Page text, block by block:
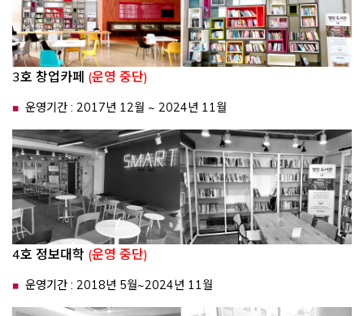
3호 창업카페 (운영 중단)
운영기간 : 2017년 12월 ~ 2024년 11월
4호 정보대학 (운영 중단)
운영기간 : 2018년 5월~2024년 11월